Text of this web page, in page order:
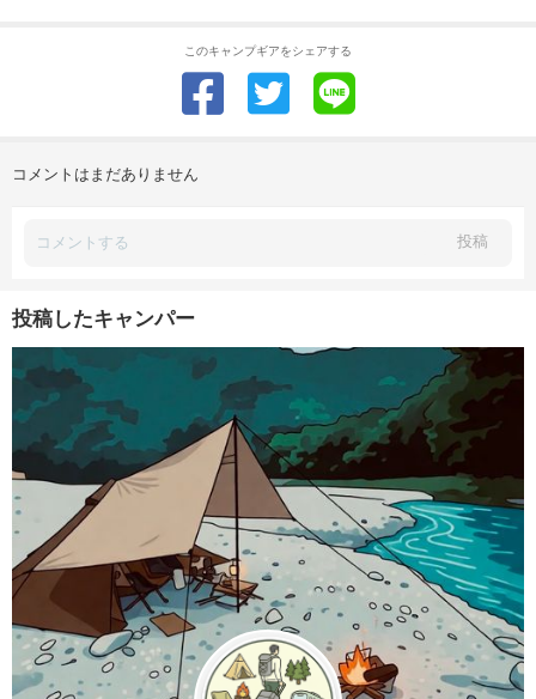
このキャンプギアをシェアする
コメントはまだありません
投稿
投稿したキャンパー